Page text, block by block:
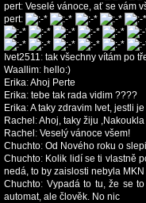
pert: Veselé vánoce, ať se vám
pert:
Ivet2511: tak všechny vítám po
Waallim: hello:)
Erika:Ahoj Perte
Erika: tebe tak rada vidim ????
Erika:A taky zdravim Ivet, jestli je
Rachel :Ahoj, taky žiju
Rachel : Veselý vánoce všem!
Chuchto: Od Nového roku o
Chuchto: Kolik lidí se ti vlastně
nedá, to by zaislosti nebyla
Chuchto: Vypadá to tu, že se
automat, ale člověk. No nic